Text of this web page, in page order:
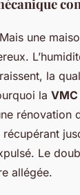
une
la
la
rénovation
récupérant
Le
allégée.